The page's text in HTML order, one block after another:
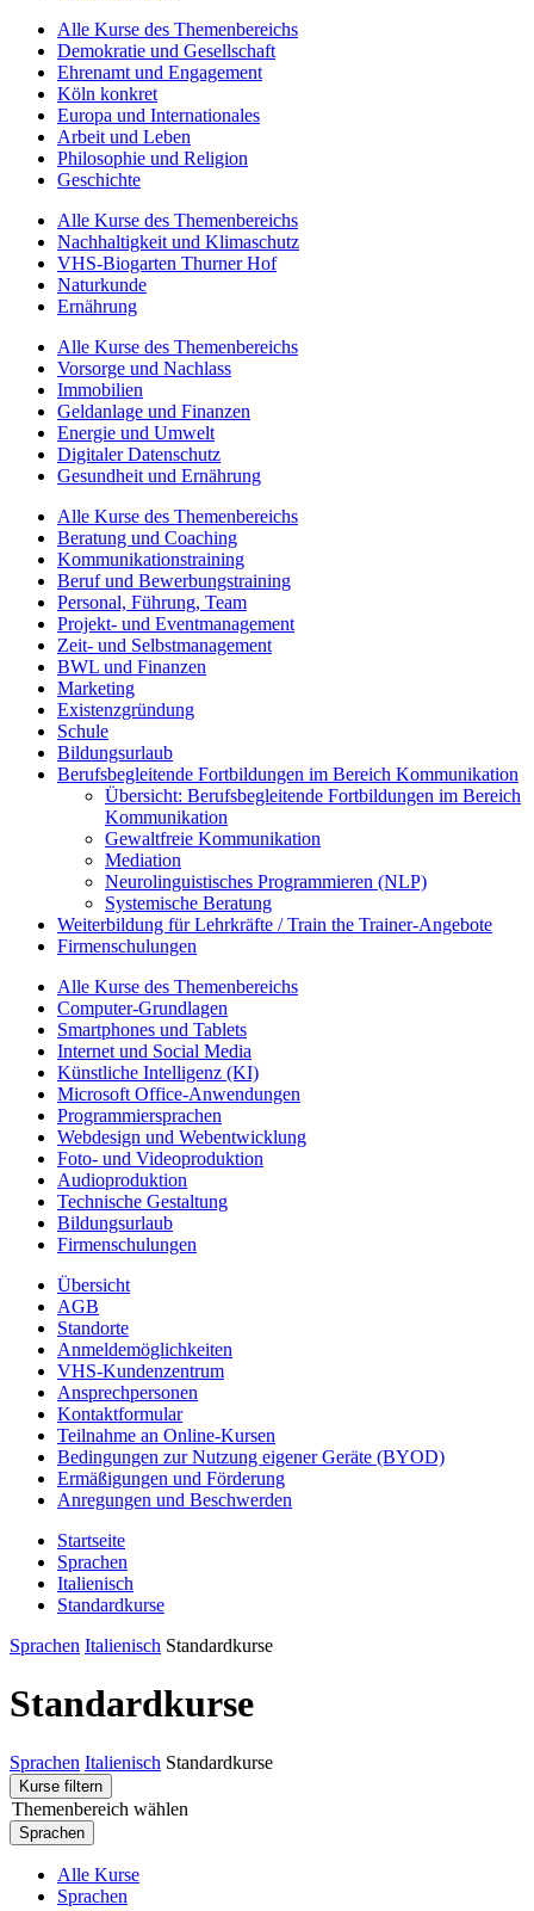
Alle Kurse des Themenbereichs
Demokratie und Gesellschaft
Ehrenamt und Engagement
Köln konkret
Europa und Internationales
Arbeit und Leben
Philosophie und Religion
Geschichte
Alle Kurse des Themenbereichs
Nachhaltigkeit und Klimaschutz
VHS-Biogarten Thurner Hof
Naturkunde
Ernährung
Alle Kurse des Themenbereichs
Vorsorge und Nachlass
Immobilien
Geldanlage und Finanzen
Energie und Umwelt
Digitaler Datenschutz
Gesundheit und Ernährung
Alle Kurse des Themenbereichs
Beratung und Coaching
Kommunikationstraining
Beruf und Bewerbungstraining
Personal, Führung, Team
Projekt- und Eventmanagement
Zeit- und Selbstmanagement
BWL und Finanzen
Marketing
Existenzgründung
Schule
Bildungsurlaub
Berufsbegleitende Fortbildungen im Bereich Kommunikation
Übersicht: Berufsbegleitende Fortbildungen im Bereich
Kommunikation
Gewaltfreie Kommunikation
Mediation
Neurolinguistisches Programmieren (NLP)
Systemische Beratung
Weiterbildung für Lehrkräfte / Train the Trainer-Angebote
Firmenschulungen
Alle Kurse des Themenbereichs
Computer-Grundlagen
Smartphones und Tablets
Internet und Social Media
Künstliche Intelligenz (KI)
Microsoft Office-Anwendungen
Programmiersprachen
Webdesign und Webentwicklung
Foto- und Videoproduktion
Audioproduktion
Technische Gestaltung
Bildungsurlaub
Firmenschulungen
Übersicht
AGB
Standorte
Anmeldemöglichkeiten
VHS-Kundenzentrum
Ansprechpersonen
Kontaktformular
Teilnahme an Online-Kursen
Bedingungen zur Nutzung eigener Geräte (BYOD)
Ermäßigungen und Förderung
Anregungen und Beschwerden
Startseite
Sprachen
Italienisch
Standardkurse
Sprachen Italienisch Standardkurse
Standardkurse
Sprachen Italienisch Standardkurse
Kurse filtern
Themenbereich wählen
Sprachen
Alle Kurse
Sprachen